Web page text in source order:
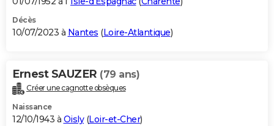
Décès
10/07/2023 à Nantes (Loire-Atlantique)
Ernest SAUZER (79 ans)
Créer une cagnotte obsèques
Naissance
12/10/1943 à Oisly(Loir-et-Cher)